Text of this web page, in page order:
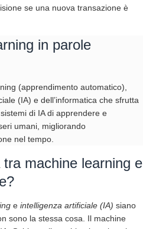
se una nuova transazione è
in parole
(apprendimento automatico),
(IA) e dell’informatica che sfrutta
di IA di apprendere e
umani, migliorando
nel tempo.
machine learning e
e intelligenza artificiale (IA) siano
sono la stessa cosa. Il machine